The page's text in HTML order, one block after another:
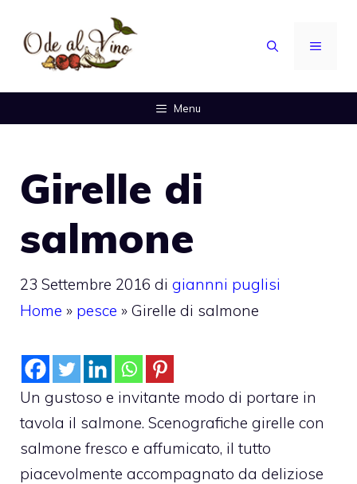
contenuto
MENU
Menu
Girelle di
salmone
23 Settembre 2016 di giannni puglisi
Home » pesce » Girelle di salmone
Un gustoso e invitante modo di portare in
tavola il salmone. Scenografiche girelle con
salmone fresco e affumicato, il tutto
piacevolmente accompagnato da deliziose